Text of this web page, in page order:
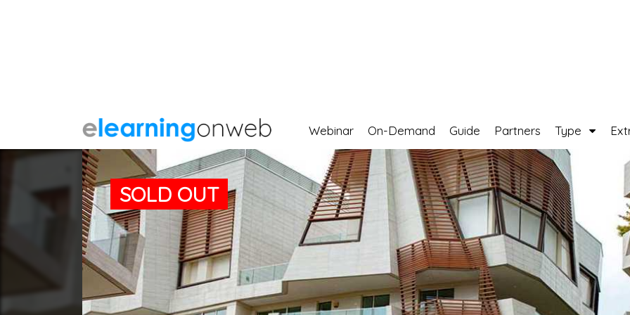
Webinar On-Demand Guide Partners Type
SOLD OUT